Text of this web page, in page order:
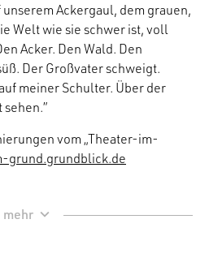
Ackergaul, dem grauen,
Welt wie sie schwer ist, voll
Acker. Den Wald. Den
Der Großvater schweigt.
meiner Schulter. Über der
vom „Theater-im-
grund.grundblick.de